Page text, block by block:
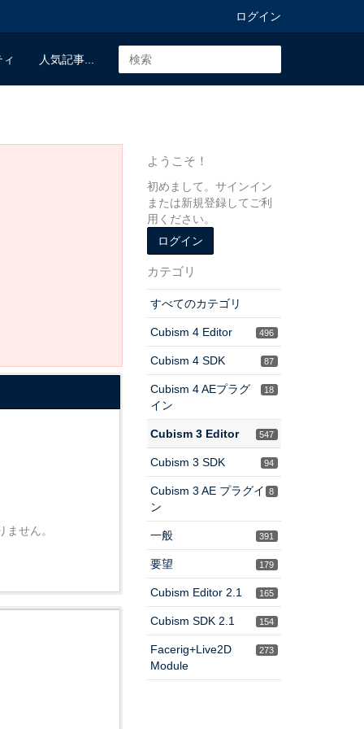
ログイン
人気記事...
せん。
ようこそ！
初めまして。サインイン
または新規登録してご利
用ください。
ログイン
カテゴリ
すべてのカテゴリ
496
Cubism 4 Editor
87
Cubism 4 SDK
18
Cubism 4 AEプラグ
イン
547
Cubism 3 Editor
94
Cubism 3 SDK
8
Cubism 3 AE プラグイ
ン
391
一般
179
要望
165
Cubism Editor 2.1
154
Cubism SDK 2.1
273
Facerig+Live2D
Module